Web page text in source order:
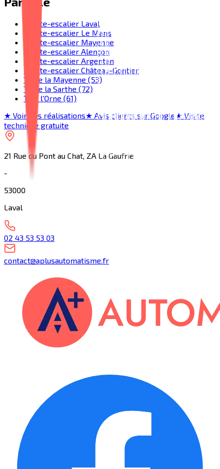
Monte-escalier Laval
Monte-escalier Le Mans
Monte-escalier Mayenne
Monte-escalier Alençon
Monte-escalier Argentan
Monte-escalier Château-Gontier
Toute la Mayenne (53)
Toute la Sarthe (72)
Tout l'Orne (61)
★ Voir nos réalisations★ Avis clients sur Google★ Visite
technique gratuite
21 Rue du Pont au Chat, ZA La Gaufrie
-
53000
Laval
02 43 53 53 03
contact@aplusautomatisme.fr